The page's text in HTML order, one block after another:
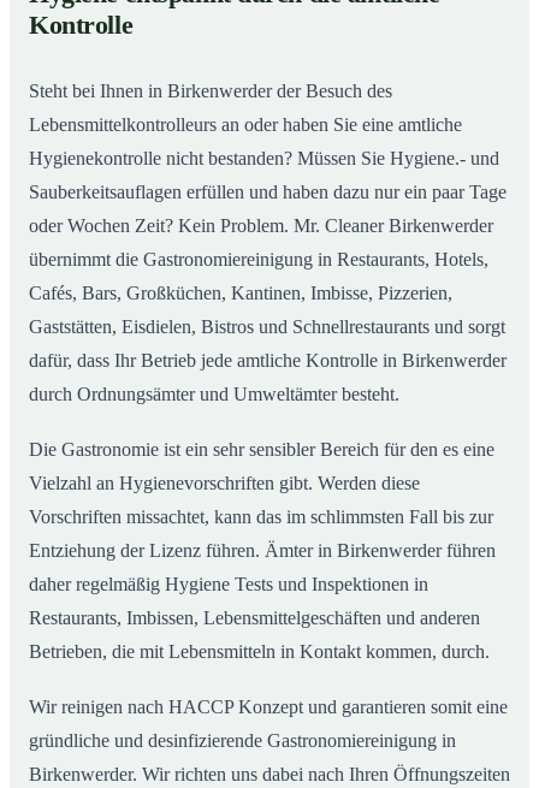
02Gastronomiereinigung in Birkenwerder – Qualität,
die man sieht
Kontrolle
Steht bei Ihnen in Birkenwerder der Besuch des
Lebensmittelkontrolleurs an oder haben Sie eine amtliche
Hygienekontrolle nicht bestanden? Müssen Sie Hygiene.- und
Sauberkeitsauflagen erfüllen und haben dazu nur ein paar Tage
oder Wochen Zeit? Kein Problem. Mr. Cleaner Birkenwerder
übernimmt die Gastronomiereinigung in Restaurants, Hotels,
Cafés, Bars, Großküchen, Kantinen, Imbisse, Pizzerien,
Gaststätten, Eisdielen, Bistros und Schnellrestaurants und sorgt
dafür, dass Ihr Betrieb jede amtliche Kontrolle in Birkenwerder
durch Ordnungsämter und Umweltämter besteht.
Die Gastronomie ist ein sehr sensibler Bereich für den es eine
Vielzahl an Hygienevorschriften gibt. Werden diese
Vorschriften missachtet, kann das im schlimmsten Fall bis zur
Entziehung der Lizenz führen. Ämter in Birkenwerder führen
daher regelmäßig Hygiene Tests und Inspektionen in
Restaurants, Imbissen, Lebensmittelgeschäften und anderen
Betrieben, die mit Lebensmitteln in Kontakt kommen, durch.
Wir reinigen nach HACCP Konzept und garantieren somit eine
gründliche und desinfizierende Gastronomiereinigung in
Birkenwerder. Wir richten uns dabei nach Ihren Öffnungszeiten